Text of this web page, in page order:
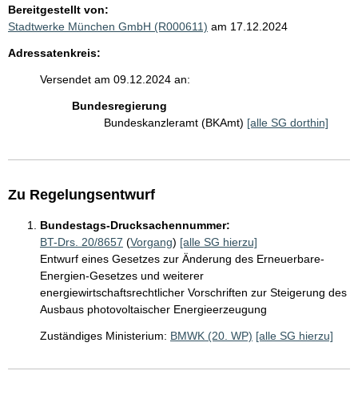
Bereitgestellt von:
Stadtwerke München GmbH (R000611) am 17.12.2024
Adressatenkreis:
Versendet am 09.12.2024 an:
Bundesregierung
Bundeskanzleramt (BKAmt) [alle SG dorthin]
Zu Regelungsentwurf
Bundestags-Drucksachennummer:
BT-Drs. 20/8657 (Vorgang) [alle SG hierzu]
Entwurf eines Gesetzes zur Änderung des Erneuerbare-
Energien-Gesetzes und weiterer
energiewirtschaftsrechtlicher Vorschriften zur Steigerung des
Ausbaus photovoltaischer Energieerzeugung
Zuständiges Ministerium: BMWK (20. WP) [alle SG hierzu]